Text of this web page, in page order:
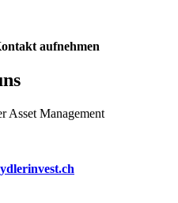
aufnehmen